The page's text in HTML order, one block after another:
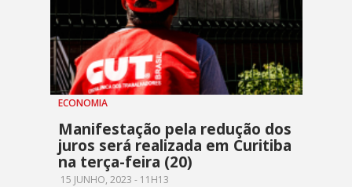
ECONOMIA
Manifestação pela redução dos
juros será realizada em Curitiba
na terça-feira (20)
15 JUNHO, 2023 - 11H13